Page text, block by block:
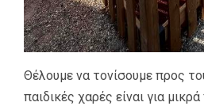
Θέλουμε να τονίσουμε προς
παιδικές χαρές είναι για